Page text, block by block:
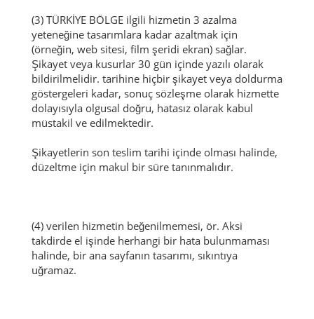
(3) TÜRKİYE BÖLGE ilgili hizmetin 3 azalma
yeteneğine tasarımlara kadar azaltmak için
(örneğin, web sitesi, film şeridi ekran) sağlar.
Şikayet veya kusurlar 30 gün içinde yazılı olarak
bildirilmelidir. tarihine hiçbir şikayet veya doldurma
göstergeleri kadar, sonuç sözleşme olarak hizmette
dolayısıyla olgusal doğru, hatasız olarak kabul
müstakil ve edilmektedir.
Şikayetlerin son teslim tarihi içinde olması halinde,
düzeltme için makul bir süre tanınmalıdır.
(4) verilen hizmetin beğenilmemesi, ör. Aksi
takdirde el işinde herhangi bir hata bulunmaması
halinde, bir ana sayfanın tasarımı, sıkıntıya
uğramaz.